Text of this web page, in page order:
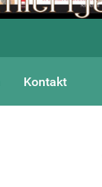
Kontakt